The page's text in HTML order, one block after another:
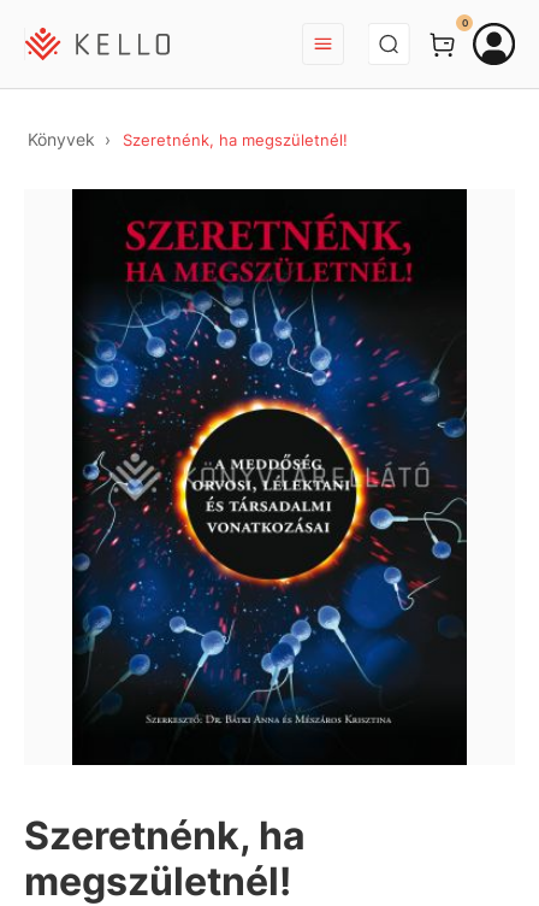
BEJELENTKEZÉS
0
Könyvek Szeretnénk, ha megszületnél!
Szeretnénk, ha
megszületnél!